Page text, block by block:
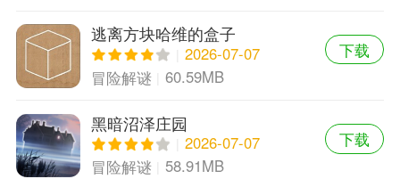
逃离方块哈维的盒子
2026-07-07
冒险解谜
60.59MB
下载
黑暗沼泽庄园
2026-07-07
冒险解谜
58.91MB
下载